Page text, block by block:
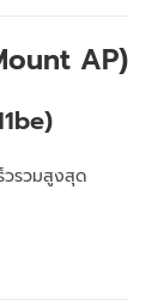
AP)
วรวมสูงสุด